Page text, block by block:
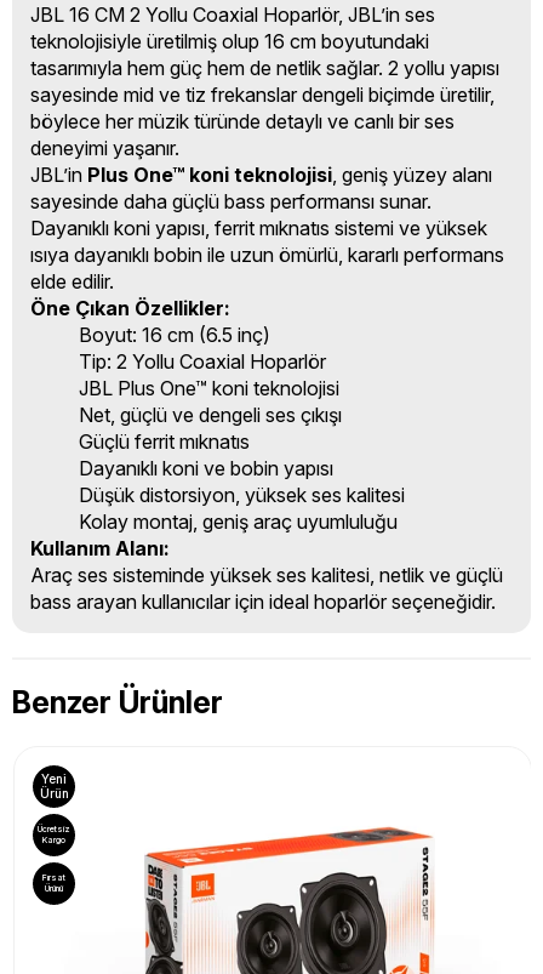
JBL 16 CM 2 Yollu Coaxial Hoparlör, JBL’in ses
teknolojisiyle üretilmiş olup 16 cm boyutundaki
tasarımıyla hem güç hem de netlik sağlar. 2 yollu yapısı
sayesinde mid ve tiz frekanslar dengeli biçimde üretilir,
böylece her müzik türünde detaylı ve canlı bir ses
deneyimi yaşanır.
JBL’in Plus One™ koni teknolojisi , geniş yüzey alanı
sayesinde daha güçlü bass performansı sunar.
Dayanıklı koni yapısı, ferrit mıknatıs sistemi ve yüksek
ısıya dayanıklı bobin ile uzun ömürlü, kararlı performans
elde edilir.
Öne Çıkan Özellikler:
Boyut: 16 cm (6.5 inç)
Tip: 2 Yollu Coaxial Hoparlör
JBL Plus One™ koni teknolojisi
Net, güçlü ve dengeli ses çıkışı
Güçlü ferrit mıknatıs
Dayanıklı koni ve bobin yapısı
Düşük distorsiyon, yüksek ses kalitesi
Kolay montaj, geniş araç uyumluluğu
Kullanım Alanı:
Araç ses sisteminde yüksek ses kalitesi, netlik ve güçlü
bass arayan kullanıcılar için ideal hoparlör seçeneğidir.
Benzer Ürünler
Yeni
Ürün
Ücretsiz
Kargo
Fırsat
Ürünü